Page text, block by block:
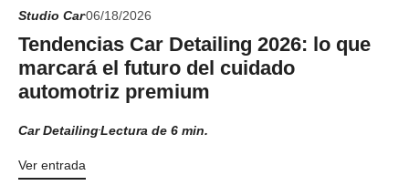
Studio Car06/18/2026
Tendencias Car Detailing 2026: lo que
marcará el futuro del cuidado
automotriz premium
Car DetailingLectura de 6 min.
Ver entrada